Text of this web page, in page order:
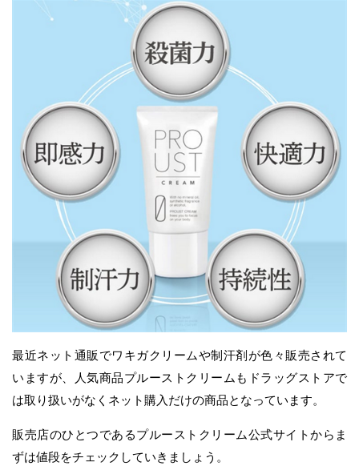
最近ネット通販でワキガクリームや制汗剤が色々販売されて
いますが、人気商品プルーストクリームもドラッグストアで
は取り扱いがなくネット購入だけの商品となっています。
販売店のひとつであるプルーストクリーム公式サイトからま
ずは値段をチェックしていきましょう。